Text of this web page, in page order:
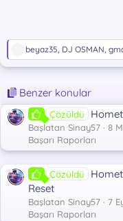
T
e
p
i
l
beyaz35 DJ OSMAN
Benzer konular
Çözüldü
Başlatan Sinay57 8
Başarı Raporları
Çözüldü
Reset
Başlatan Sinay57 7
Başarı Raporları